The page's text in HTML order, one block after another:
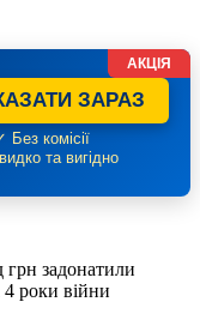
ЗАРАЗ
Без комісії
та вигідно
АКЦІЯ
задонатили
4 роки війни